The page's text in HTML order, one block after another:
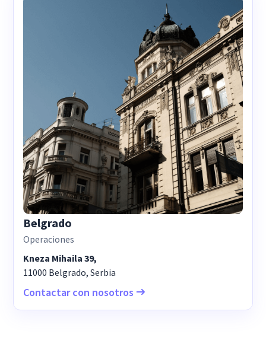
Belgrado
Operaciones
Kneza Mihaila 39,
11000 Belgrado, Serbia
Contactar con nosotros